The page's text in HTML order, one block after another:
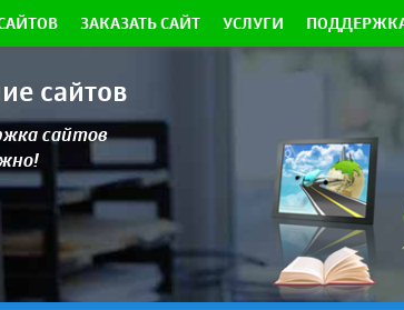
ЗАКАЗАТЬ САЙТ УСЛУГИ
сайтов
сайтов